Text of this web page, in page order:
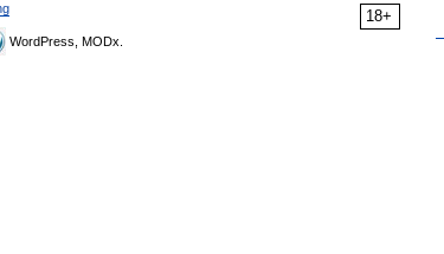
18+
WordPress, MODx.